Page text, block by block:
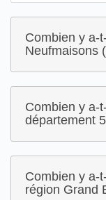
Combien y a-
Neufmaisons
Combien y a-
département
Combien y a-
région Grand